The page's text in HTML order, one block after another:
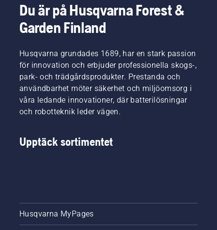
Du är på Husqvarna Forest &
Garden Finland
Husqvarna grundades 1689, har en stark passion
för innovation och erbjuder professionella skogs-,
park- och trädgårdsprodukter. Prestanda och
användbarhet möter säkerhet och miljöomsorg i
våra ledande innovationer, där batterilösningar
och robotteknik leder vägen.
Upptäck sortimentet
Husqvarna MyPages